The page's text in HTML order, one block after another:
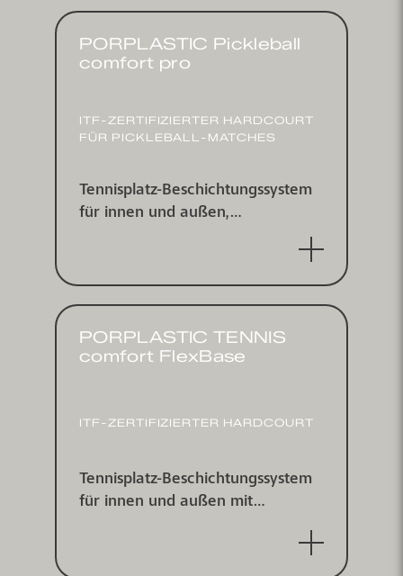
PORPLASTIC Pickleball
comfort pro
ITF-ZERTI­FIZIERTER HARDCOURT
FÜR PICKLEBALL-MATCHES
Tennisplatz-Beschichtungs­system
für innen und außen,
punktelastisch nach DIN V 18032-
PORPLASTIC TENNIS
comfort FlexBase
ITF-ZERTI­FIZIERTER HARDCOURT
Tennisplatz-Beschichtungs­system
für innen und außen mit